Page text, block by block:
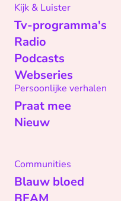
Kijk & Luister
Tv-programma's
Radio
Podcasts
Webseries
Persoonlijke verhalen
Praat mee
Nieuw
Communities
Blauw bloed